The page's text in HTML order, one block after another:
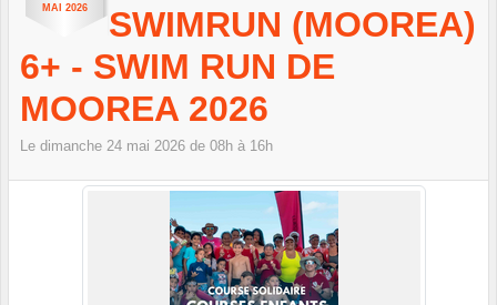
MAI 2026
SWIMRUN (MOOREA)
6+ - SWIM RUN DE
MOOREA 2026
Le dimanche 24 mai 2026 de 08h à 16h